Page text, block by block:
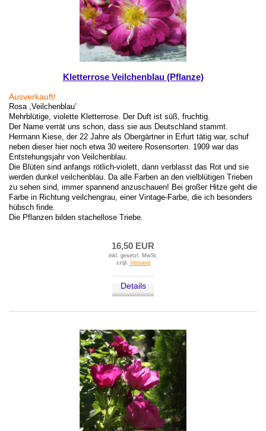
Kletterrose Veilchenblau (Pflanze)
Ausverkauft!
Rosa ,Veilchenblau’
Mehrblütige, violette Kletterrose. Der Duft ist süß, fruchtig.
Der Name verrät uns schon, dass sie aus Deutschland stammt.
Hermann Kiese, der 22 Jahre als Obergärtner in Erfurt tätig war, schuf
neben dieser hier noch etwa 30 weitere Rosensorten. 1909 war das
Entstehungsjahr von Veilchenblau.
Die Blüten sind anfangs rötlich-violett, dann verblasst das Rot und sie
werden dunkel veilchenblau. Da alle Farben an den vielblütigen Trieben
zu sehen sind, immer spannend anzuschauen! Bei großer Hitze geht die
Farbe in Richtung veilchengrau, einer Vintage-Farbe, die ich besonders
hübsch finde.
Die Pflanzen bilden stachellose Triebe.
16,50 EUR
inkl. gesetzl. MwSt.
zzgl. Versand
Details